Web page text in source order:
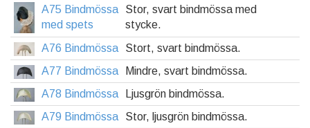
A75 Bindmössa
med spets
Stor, svart bindmössa med
stycke.
A76 Bindmössa
Stort, svart bindmössa.
A77 Bindmössa
Mindre, svart bindmössa.
A78 Bindmössa
Ljusgrön bindmössa.
A79 Bindmössa
Stor, ljusgrön bindmössa.